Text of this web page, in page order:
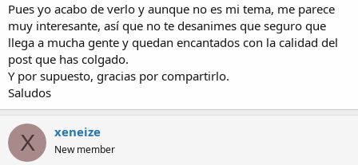
Pues yo acabo de verlo y aunque no es mi tema, me parece
muy interesante, así que no te desanimes que seguro que
llega a mucha gente y quedan encantados con la calidad del
post que has colgado.
Y por supuesto, gracias por compartirlo.
Saludos
X xeneize
New member